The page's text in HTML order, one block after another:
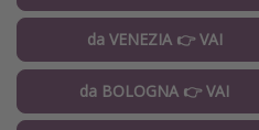
da VENEZIA 👉 VAI
da BOLOGNA 👉 VAI